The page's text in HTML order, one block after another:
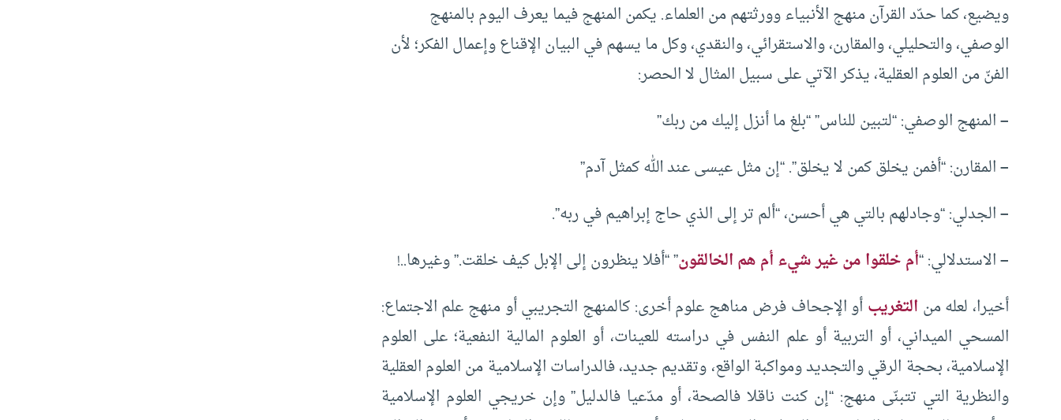
ويضيع، كما حدّد القرآن منهج الأنبياء وورثتهم من العلماء. يكمن المنهج فيما يعرف اليوم بالمنهج
الوصفي، والتحليلي، والمقارن، والاستقرائي، والنقدي، وكل ما يسهم في البيان الإقناع وإعمال الفكر؛ لأن
الفنّ من العلوم العقلية، يذكر الآتي على سبيل المثال لا الحصر:
–المنهج الوصفي: “لتبين للناس” “بلغ ما أنزل إليك من ربك”
–المقارن: “أفمن يخلق كمن لا يخلق”. “إن مثل عيسى عند الله كمثل آدم”
–الجدلي: “وجادلهم بالتي هي أحسن، “ألم تر إلى الذي حاج إبراهيم في ربه”.
–الاستدلالي: “أم خلقوا من غير شيء أم هم الخالقون” “أفلا ينظرون إلى الإبل كيف خلقت.” وغيرها..!
أخيرا، لعله من التغريبأو الإجحاف فرض مناهج علوم أخرى: كالمنهج التجريبي أو منهج علم الاجتماع:
المسحي الميداني، أو التربية أو علم النفس في دراسته للعينات، أو العلوم المالية النفعية؛ على العلوم
الإسلامية، بحجة الرقي والتجديد ومواكبة الواقع، وتقديم جديد، فالدراسات الإسلامية من العلوم العقلية
والنظرية التي تتبنّى منهج: “إن كنت ناقلا فالصحة، أو مدّعيا فالدليل” وإن خريجي العلوم الإسلامية